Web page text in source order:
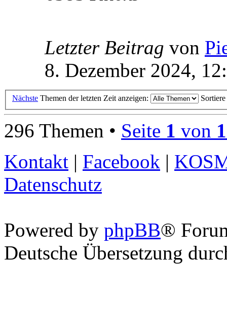
Letzter Beitrag von
8. Dezember 2024,
Nächste Themen der letzten Zeit anzeigen:
296 Themen • Seite 1 von
Kontakt | Facebook |
Datenschutz
Powered by phpBB®
Deutsche Übersetzung